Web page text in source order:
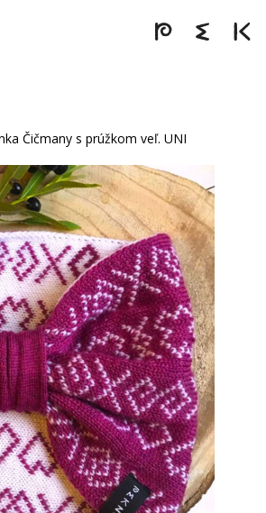
Čičmany s prúžkom veľ. UNI